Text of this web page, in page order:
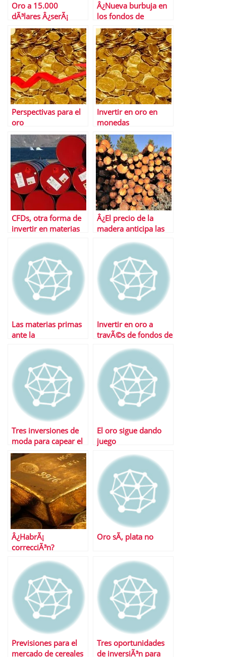
Oro a 15.000
dÃ³lares Â¿serÃ¡
posible?
Â¿Nueva burbuja en
los fondos de
materias primas?
Perspectivas para el
oro
Invertir en oro en
monedas
CFDs, otra forma de
invertir en materias
Â¿El precio de la
madera anticipa las
Las materias primas
ante la
yuan
Invertir en oro a
travÃ©s de fondos de
Tres inversiones de
moda para capear el
temporal
El oro sigue dando
juego
Â¿HabrÃ¡
correcciÃ³n?
Oro sÃ­, plata no
Previsiones para el
mercado de cereales
Tres oportunidades
de inversiÃ³n para